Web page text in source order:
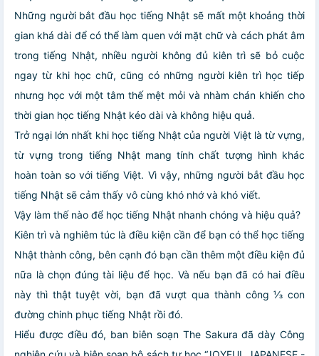
Những người bắt đầu học tiếng Nhật sẽ mất một khoảng thời
gian khá dài để có thể làm quen với mặt chữ và cách phát âm
trong tiếng Nhật, nhiều người không đủ kiên trì sẽ bỏ cuộc
ngay từ khi học chữ, cũng có những người kiên trì học tiếp
nhưng học với một tâm thế mệt mỏi và nhàm chán khiến cho
thời gian học tiếng Nhật kéo dài và không hiệu quả.
Trở ngại lớn nhất khi học tiếng Nhật của người Việt là từ vựng,
từ vựng trong tiếng Nhật mang tính chất tượng hình khác
hoàn toàn so với tiếng Việt. Vì vậy, những người bắt đầu học
tiếng Nhật sẽ cảm thấy vô cùng khó nhớ và khó viết.
Vậy làm thế nào để học tiếng Nhật nhanh chóng và hiệu quả?
Kiên trì và nghiêm túc là điều kiện cần để bạn có thể học tiếng
Nhật thành công, bên cạnh đó bạn cần thêm một điều kiện đủ
nữa là chọn đúng tài liệu để học. Và nếu bạn đã có hai điều
này thì thật tuyệt vời, bạn đã vượt qua thành công ⅓ con
đường chinh phục tiếng Nhật rồi đó.
Hiểu được điều đó, ban biên soạn The Sakura đã dày Công